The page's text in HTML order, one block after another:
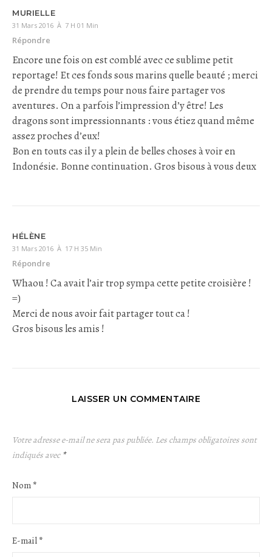
MURIELLE
31 Mars 2016 À 7 H 01 Min
Répondre
Encore une fois on est comblé avec ce sublime petit
reportage! Et ces fonds sous marins quelle beauté ; merci
de prendre du temps pour nous faire partager vos
aventures. On a parfois l’impression d’y être! Les
dragons sont impressionnants : vous étiez quand même
assez proches d’eux!
Bon en touts cas il y a plein de belles choses à voir en
Indonésie. Bonne continuation. Gros bisous à vous deux
HÉLÈNE
31 Mars 2016 À 17 H 35 Min
Répondre
Whaou ! Ca avait l’air trop sympa cette petite croisière !
=)
Merci de nous avoir fait partager tout ca !
Gros bisous les amis !
LAISSER UN COMMENTAIRE
Votre adresse e-mail ne sera pas publiée. Les champs obligatoires sont
indiqués avec *
Nom *
E-mail *